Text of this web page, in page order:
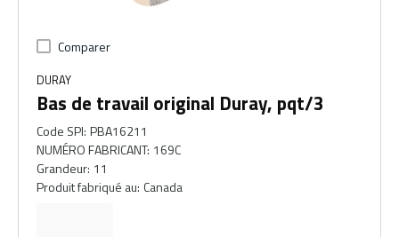
Comparer
DURAY
Bas de travail original Duray, pqt/3
Code SPI: PBA16211
NUMÉRO FABRICANT: 169C
Grandeur: 11
Produit fabriqué au: Canada